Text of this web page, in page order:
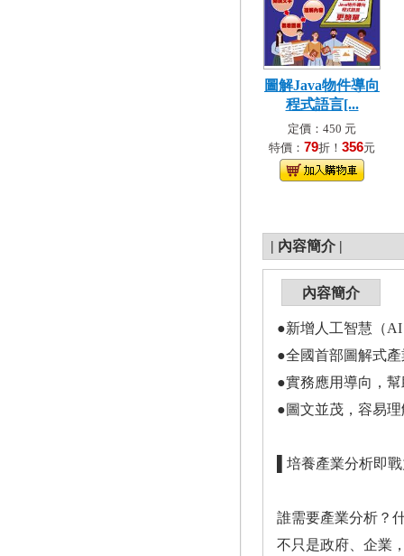
圖解Java物件導向
程式語言[...
定價：450 元
特價： 79折！ 356元
| 內容簡介 |
內容簡介
●新增人工智慧（
●全國首部圖解式
●實務應用導向，
●圖文並茂，容易
▌培養產業分析即
誰需要產業分析？
不只是政府、企業